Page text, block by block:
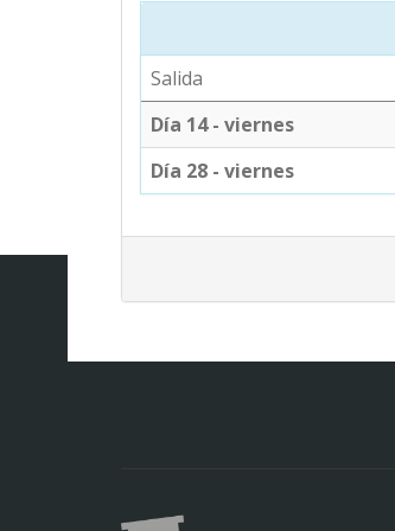
Salida
Día 14 - viernes
Día 28 - viernes